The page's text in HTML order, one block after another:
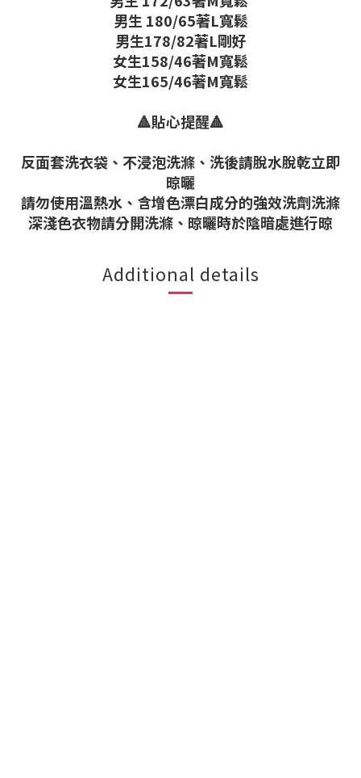
男生 180/65著L寬鬆
男生178/82著L剛好
女生158/46著M寬鬆
女生165/46著M寬鬆
🔺貼心提醒🔺
反面套洗衣袋、不浸泡洗滌、洗後請脫水脫乾立即
晾曬
請勿使用溫熱水、含增色漂白成分的強效洗劑洗滌
深淺色衣物請分開洗滌、晾曬時於陰暗處進行晾
Additional details